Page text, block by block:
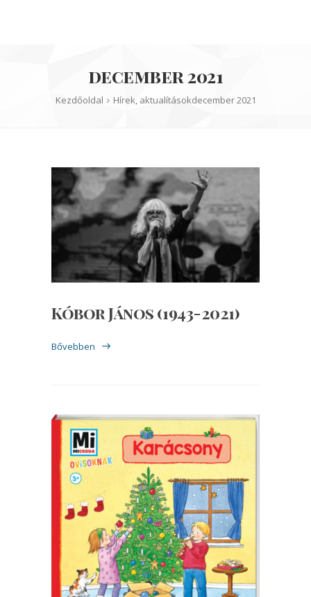
december 2021
Kezdőoldal Hírek, aktualításokdecember 2021
Kóbor János (1943-2021)
Bővebben